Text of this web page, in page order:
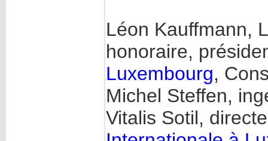
Léon Kauffmann,
honoraire,
Luxembourg,
Michel Steffen,
Vitalis Sotil,